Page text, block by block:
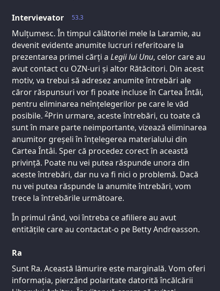
53.3
Intervievator
Mulțumesc. În timpul călătoriei mele la Laramie, au
devenit evidente anumite lucruri referitoare la
prezentarea primei cărți a Legii lui Unu, celor care au
avut contact cu OZN-uri și altor Rătăcitori. Din acest
motiv, va trebui să adresez anumite întrebări ale
căror răspunsuri vor fi poate incluse în Cartea Întâi,
pentru eliminarea neînțelegerilor pe care le văd
posibile. 2Prin urmare, aceste întrebări, cu toate că
sunt în mare parte neimportante, vizează eliminarea
anumitor greșeli în înțelegerea materialului din
Cartea Întâi. Sper că procedez corect în această
privință. Poate nu vei putea răspunde unora din
aceste întrebări, dar nu va fi nici o problemă. Dacă
nu vei putea răspunde la anumite întrebări, vom
trece la întrebările următoare.
În primul rând, voi întreba ce afiliere au avut
entitățile care au contactat-o pe Betty Andreasson.
Ra
Sunt Ra. Această lămurire este marginală. Vom oferi
informația, pierzând polaritate datorită încălcării